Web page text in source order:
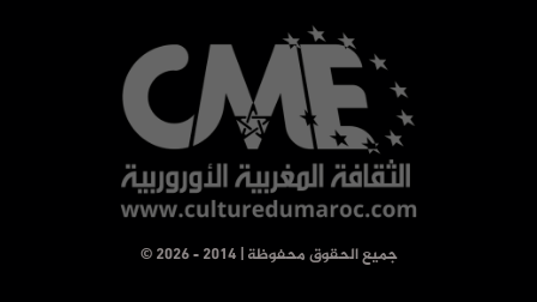
© جميع الحقوق محفوظة | 2014 - 2026